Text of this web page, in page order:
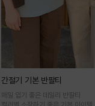
간절기 기본 반팔티
매일 입기 좋은 데일리 반팔티